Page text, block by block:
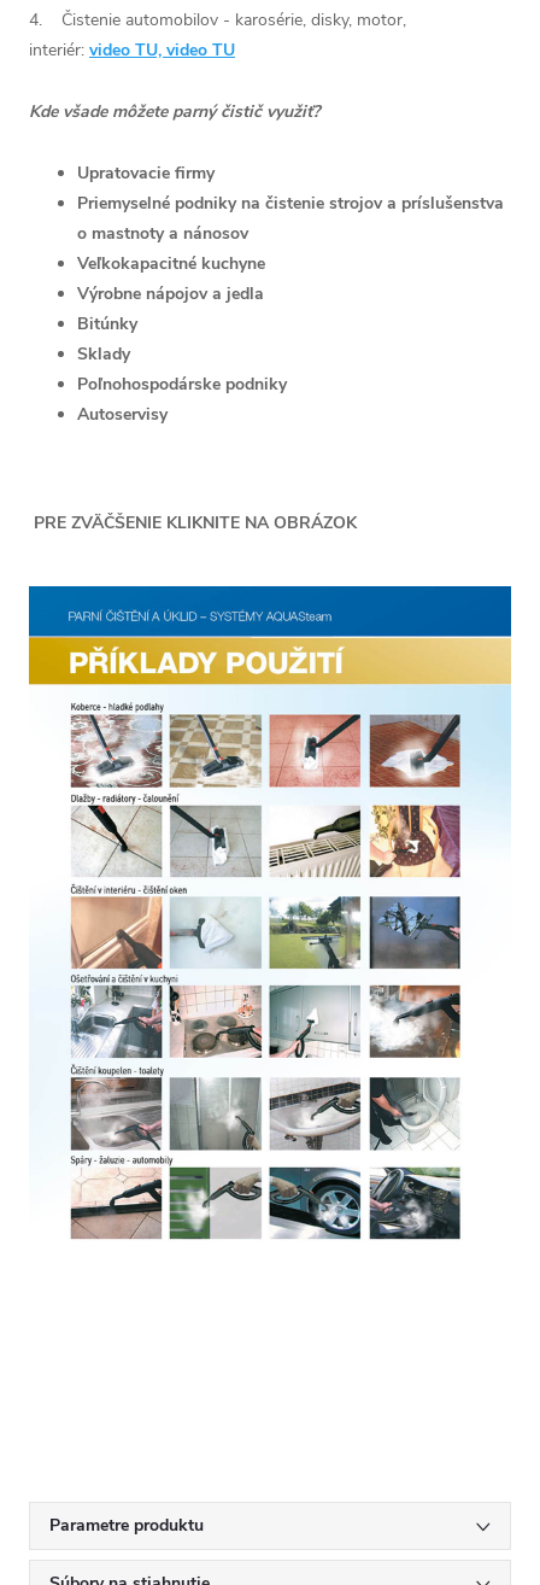
4. Čistenie automobilov - karosérie, disky, motor,
interiér: video TU, video TU
Kde všade môžete parný čistič využiť?
Upratovacie firmy
Priemyselné podniky na čistenie strojov a príslušenstva
o mastnoty a nánosov
Veľkokapacitné kuchyne
Výrobne nápojov a jedla
Bitúnky
Sklady
Poľnohospodárske podniky
Autoservisy
PRE ZVÄČŠENIE KLIKNITE NA OBRÁZOK
Parametre produktu